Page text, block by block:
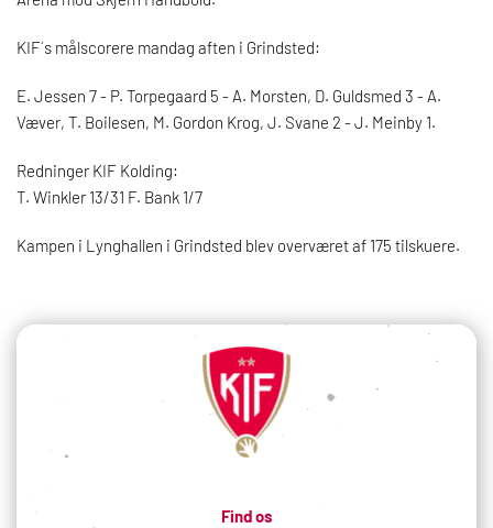
KIF´s målscorere mandag aften i Grindsted:
E. Jessen 7 - P. Torpegaard 5 - A. Morsten, D. Guldsmed 3 - A.
Væver, T. Boilesen, M. Gordon Krog, J. Svane 2 - J. Meinby 1.
Redninger KIF Kolding:
T. Winkler 13/31 F. Bank 1/7
Kampen i Lynghallen i Grindsted blev overværet af 175 tilskuere.
Find os